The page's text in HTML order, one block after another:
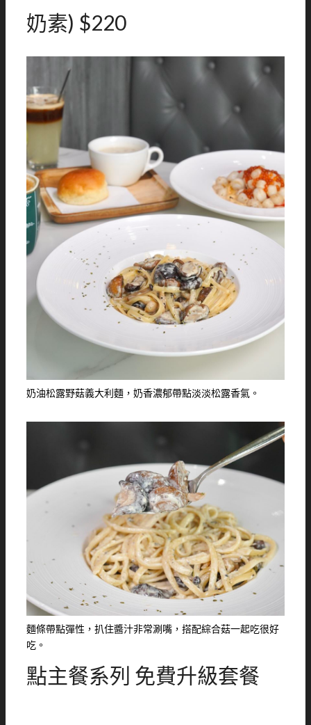
奶素) $220
奶油松露野菇義大利麵，奶香濃郁帶點淡淡松露香氣。
麵條帶點彈性，扒住醬汁非常涮嘴，搭配綜合菇一起吃很好
吃。
點主餐系列 免費升級套餐